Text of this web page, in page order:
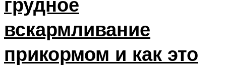
вскармливание
прикормом и как это